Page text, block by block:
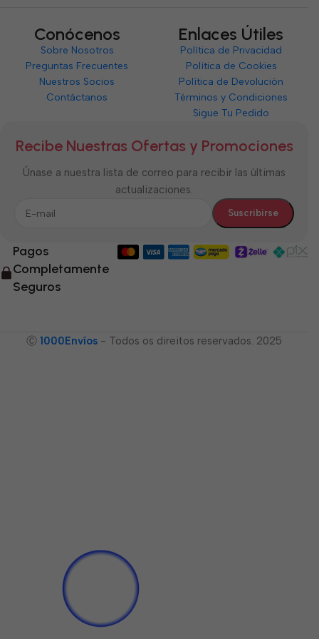
Conócenos
Sobre Nosotros
Preguntas Frecuentes
Nuestros Socios
Contáctanos
Enlaces Útiles
Política de Privacidad
Política de Cookies
Política de Devolución
Términos y Condiciones
Sigue Tu Pedido
Recibe Nuestras Ofertas y Promociones
Únase a nuestra lista de correo para recibir las últimas
actualizaciones.
Pagos
Completamente
Seguros
Ⓒ 1000Envíos - Todos os direitos reservados. 2025